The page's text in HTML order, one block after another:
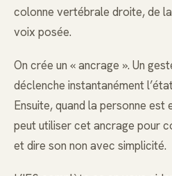
colonne vertébrale droite, de
voix posée.
On crée un « ancrage ». Un
déclenche instantanément
Ensuite, quand la personne est
peut utiliser cet ancrage pour
et dire son non avec simplicité.